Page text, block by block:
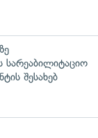
სარეაბილიტაციო
შესახებ